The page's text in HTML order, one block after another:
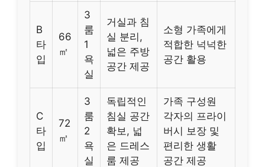
B
타
입
66
㎡
3
룸
1
욕
실
거실과 침
실 분리,
넓은 주방
공간 제공
소형 가족에게
적합한 넉넉한
공간 활용
C
타
입
72
㎡
3
룸
2
욕
실
독립적인
침실 공간
확보, 넓
은 드레스
룸 제공
가족 구성원
각자의 프라이
버시 보장 및
편리한 생활
공간 제공